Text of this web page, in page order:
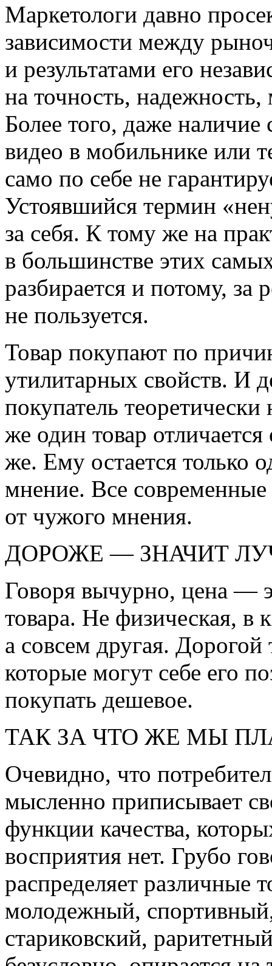
Маркетологи давно
зависимости между
и результатами его
на точность,
Более того, даже
видео в мобильнике или
само по себе не
Устоявшийся термин
за себя. К тому же на
в большинстве этих
разбирается и потому,
не пользуется.
Товар покупают по
утилитарных свойств. И
покупатель
же один товар
же. Ему остается только
мнение. Все современные
от чужого мнения.
ДОРОЖЕ — ЗНАЧИТ
Говоря вычурно, цена —
товара. Не физическая, в
а совсем другая.
которые могут себе его
покупать дешевое.
ТАК ЗА ЧТО ЖЕ МЫ
Очевидно, что
мысленно приписывает
функции качества,
восприятия нет. Грубо
распределяет различные
молодежный,
стариковский,